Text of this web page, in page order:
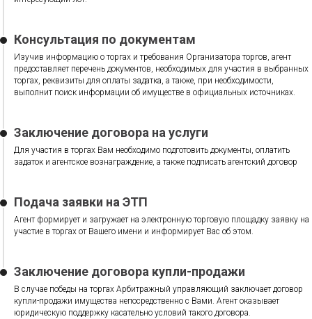
Консультация по документам
Изучив информацию о торгах и требования Организатора торгов, агент
предоставляет перечень документов, необходимых для участия в выбранных
торгах, реквизиты для оплаты задатка, а также, при необходимости,
выполнит поиск информации об имуществе в официальных источниках.
Заключение договора на услуги
Для участия в торгах Вам необходимо подготовить документы, оплатить
задаток и агентское вознаграждение, а также подписать агентский договор
Подача заявки на ЭТП
Агент формирует и загружает на электронную торговую площадку заявку на
участие в торгах от Вашего имени и информирует Вас об этом.
Заключение договора купли-продажи
В случае победы на торгах Арбитражный управляющий заключает договор
купли-продажи имущества непосредственно с Вами. Агент оказывает
юридическую поддержку касательно условий такого договора.